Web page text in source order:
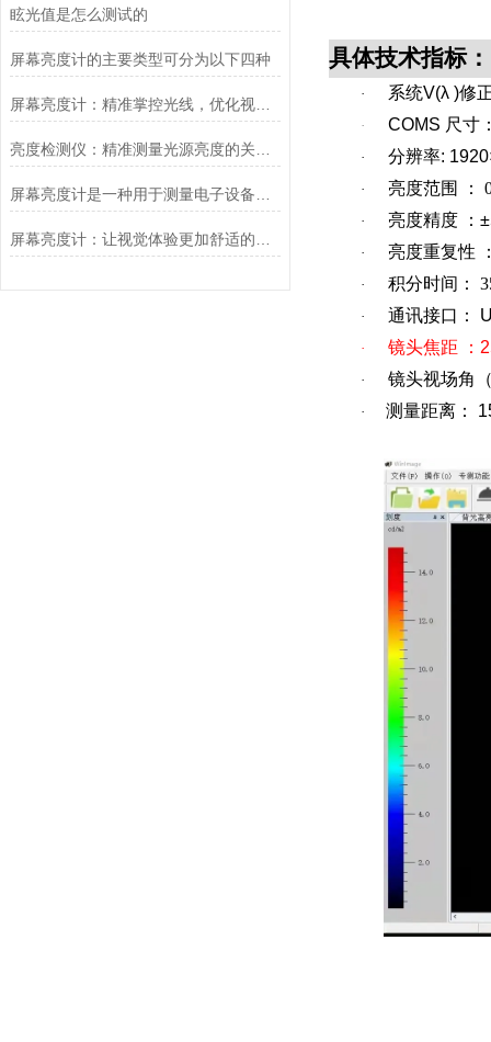
眩光值是怎么测试的
屏幕亮度计的主要类型可分为以下四种
屏幕亮度计：精准掌控光线，优化视觉体验的利器
具体技术指标：
· 系统V(λ )修
· COMS 尺寸
· 分辨率:
· 亮度范围 ：
· 亮度精度 ：
· 亮度重复性
· 积分时间：
· 通讯接口：
· 镜头焦距 ：
· 镜头视场角
· 测量距离：